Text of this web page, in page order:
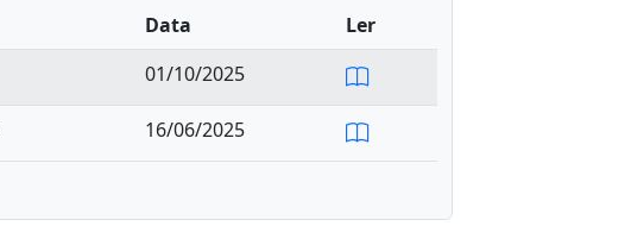
Data
Ler
01/10/2025
16/06/2025